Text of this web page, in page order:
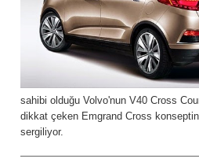
sahibi olduğu Volvo'nun V40 Cross
dikkat çeken Emgrand Cross
sergiliyor.